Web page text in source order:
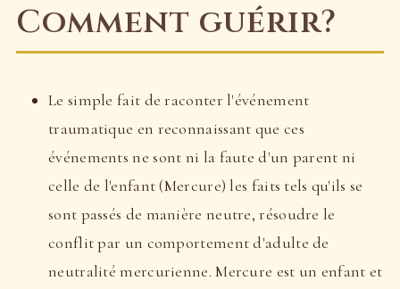
Comment guérir?
Le simple fait de raconter l'événement
traumatique en reconnaissant que ces
événements ne sont ni la faute d'un parent ni
celle de l'enfant (Mercure) les faits tels qu'ils se
sont passés de manière neutre, résoudre le
conflit par un comportement d'adulte de
neutralité mercurienne. Mercure est un enfant et